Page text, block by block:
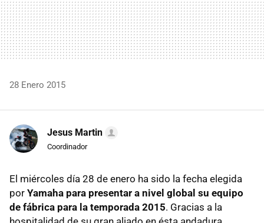
28 Enero 2015
Jesus Martin
Coordinador
El miércoles día 28 de enero ha sido la fecha elegida
por Yamaha para presentar a nivel global su equipo
de fábrica para la temporada 2015. Gracias a la